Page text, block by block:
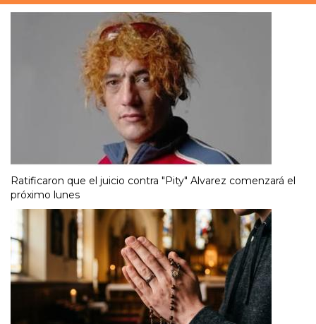
Ratificaron que el juicio contra "Pity" Alvarez comenzará el
próximo lunes